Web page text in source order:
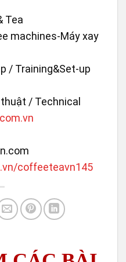
Tea
machines-Máy xay
/ Training&Set-up
/ Technical
coffeeteavn145